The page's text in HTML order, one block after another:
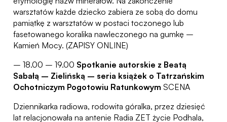
warsztatów każde dziecko zabiera ze sobą do domu
pamiątkę z warsztatów w postaci toczonego lub
fasetowanego koralika nawleczonego na gumkę –
Kamień Mocy. (ZAPISY ONLINE)
– 18.00 – 19.00 Spotkanie autorskie z Beatą
Sabałą – Zielińską – seria książek o Tatrzańskim
Ochotniczym Pogotowiu Ratunkowym SCENA
Dziennikarka radiowa, rodowita góralka, przez dziesięć
lat relacjonowała na antenie Radia ZET życie Podhala,